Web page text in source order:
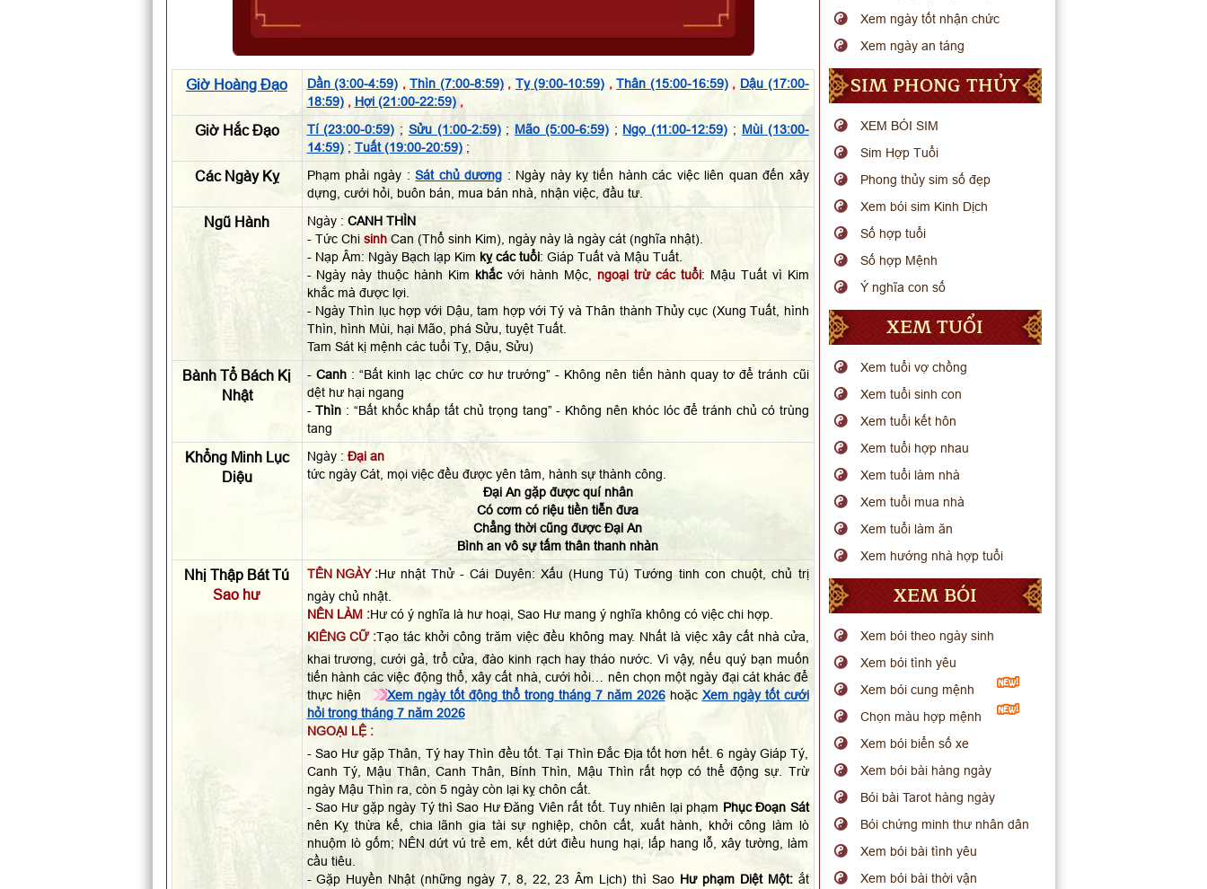
Giờ Hoàng Đạo Dần (3:00-4:59) ,Thìn (7:00-8:59), Tỵ (9:00-10:59) ,Thân (15:00-16:59), Dậu (17:00-
18:59), Hợi (21:00-22:59),
Giờ Hắc Đạo Tí (23:00-0:59) ; Sửu (1:00-2:59); Mão (5:00-6:59); Ngọ (11:00-12:59) ; Mùi (13:00-
14:59); Tuất (19:00-20:59);
Các Ngày Kỵ Phạm phải ngày : Sát chủ dương : Ngày này kỵ tiến hành các việc liên quan đến xây
dựng, cưới hỏi, buôn bán, mua bán nhà, nhận việc, đầu tư.
Ngũ Hành Ngày : CANH THÌN
- Tức Chi sinhCan (Thổ sinh Kim), ngày này là ngày cát (nghĩa nhật).
- Nạp Âm: Ngày Bạch lạp Kim kỵ các tuổi: Giáp Tuất và Mậu Tuất.
- Ngày này thuộc hành Kim khắcvới hành Mộc, ngoại trừ các tuổi: Mậu Tuất vì Kim
khắc mà được lợi.
- Ngày Thìn lục hợp với Dậu, tam hợp với Tý và Thân thành Thủy cục (Xung Tuất, hình
Thìn, hình Mùi, hại Mão, phá Sửu, tuyệt Tuất.
Tam Sát kị mệnh các tuổi Tỵ, Dậu, Sửu)
Bành Tổ Bách Kị
Nhật
- Canh: “Bất kinh lạc chức cơ hư trướng” - Không nên tiến hành quay tơ để tránh cũi
dệt hư hại ngang
-Thìn : “Bất khốc khấp tất chủ trọng tang” - Không nên khóc lóc để tránh chủ có trùng
tang
Khổng Minh Lục
Diệu
Ngày : Đại an
tức ngày Cát, mọi việc đều được yên tâm, hành sự thành công.
Đại An gặp được quí nhân
Có cơm có riệu tiền tiễn đưa
Chẳng thời cũng được Đại An
Bình an vô sự tấm thân thanh nhàn
Nhị Thập Bát Tú
Sao hư
TÊN NGÀY :Hư nhật Thử - Cái Duyên: Xấu (Hung Tú) Tướng tinh con chuột, chủ trị
ngày chủ nhật.
NÊN LÀM :Hư có ý nghĩa là hư hoại, Sao Hư mang ý nghĩa không có việc chi hợp.
KIÊNG CỮ :Tạo tác khởi công trăm việc đều không may. Nhất là việc xây cất nhà cửa,
khai trương, cưới gả, trổ cửa, đào kinh rạch hay tháo nước. Vì vậy, nếu quý bạn muốn
tiến hành các việc động thổ, xây cất nhà, cưới hỏi… nên chọn một ngày đại cát khác để
thực hiện
Xem ngày tốt động thổ trong tháng 7 năm 2026hoặc Xem ngày tốt cưới
hỏi trong tháng 7 năm 2026
NGOẠI LỆ :
- Sao Hư gặp Thân, Tý hay Thìn đều tốt. Tại Thìn Đắc Địa tốt hơn hết. 6 ngày Giáp Tý,
Canh Tý, Mậu Thân, Canh Thân, Bính Thìn, Mậu Thìn rất hợp có thể động sự. Trừ
ngày Mậu Thìn ra, còn 5 ngày còn lại kỵ chôn cất.
- Sao Hư gặp ngày Tý thì Sao Hư Đăng Viên rất tốt. Tuy nhiên lại phạm Phục Đoạn Sát
nên Kỵ thừa kế, chia lãnh gia tài sự nghiệp, chôn cất, xuất hành, khởi công làm lò
nhuộm lò gốm; NÊN dứt vú trẻ em, kết dứt điều hung hại, lấp hang lỗ, xây tường, làm
cầu tiêu.
- Gặp Huyền Nhật (những ngày 7, 8, 22, 23 Âm Lịch) thì Sao Hư phạm Diệt Một:ắt
Xem ngày tốt nhận chức
Xem ngày an táng
SIM PHONG THỦY
XEM BÓI SIM
Sim Hợp Tuổi
Phong thủy sim số đẹp
Xem bói sim Kinh Dịch
Số hợp tuổi
Số hợp Mệnh
Ý nghĩa con số
XEM TUỔI
Xem tuổi vợ chồng
Xem tuổi sinh con
Xem tuổi kết hôn
Xem tuổi hợp nhau
Xem tuổi làm nhà
Xem tuổi mua nhà
Xem tuổi làm ăn
Xem hướng nhà hợp tuổi
XEM BÓI
Xem bói theo ngày sinh
Xem bói tình yêu
Xem bói cung mệnh
Chọn màu hợp mệnh
Xem bói biển số xe
Xem bói bài hàng ngày
Bói bài Tarot hàng ngày
Bói chứng minh thư nhân dân
Xem bói bài tình yêu
Xem bói bài thời vận